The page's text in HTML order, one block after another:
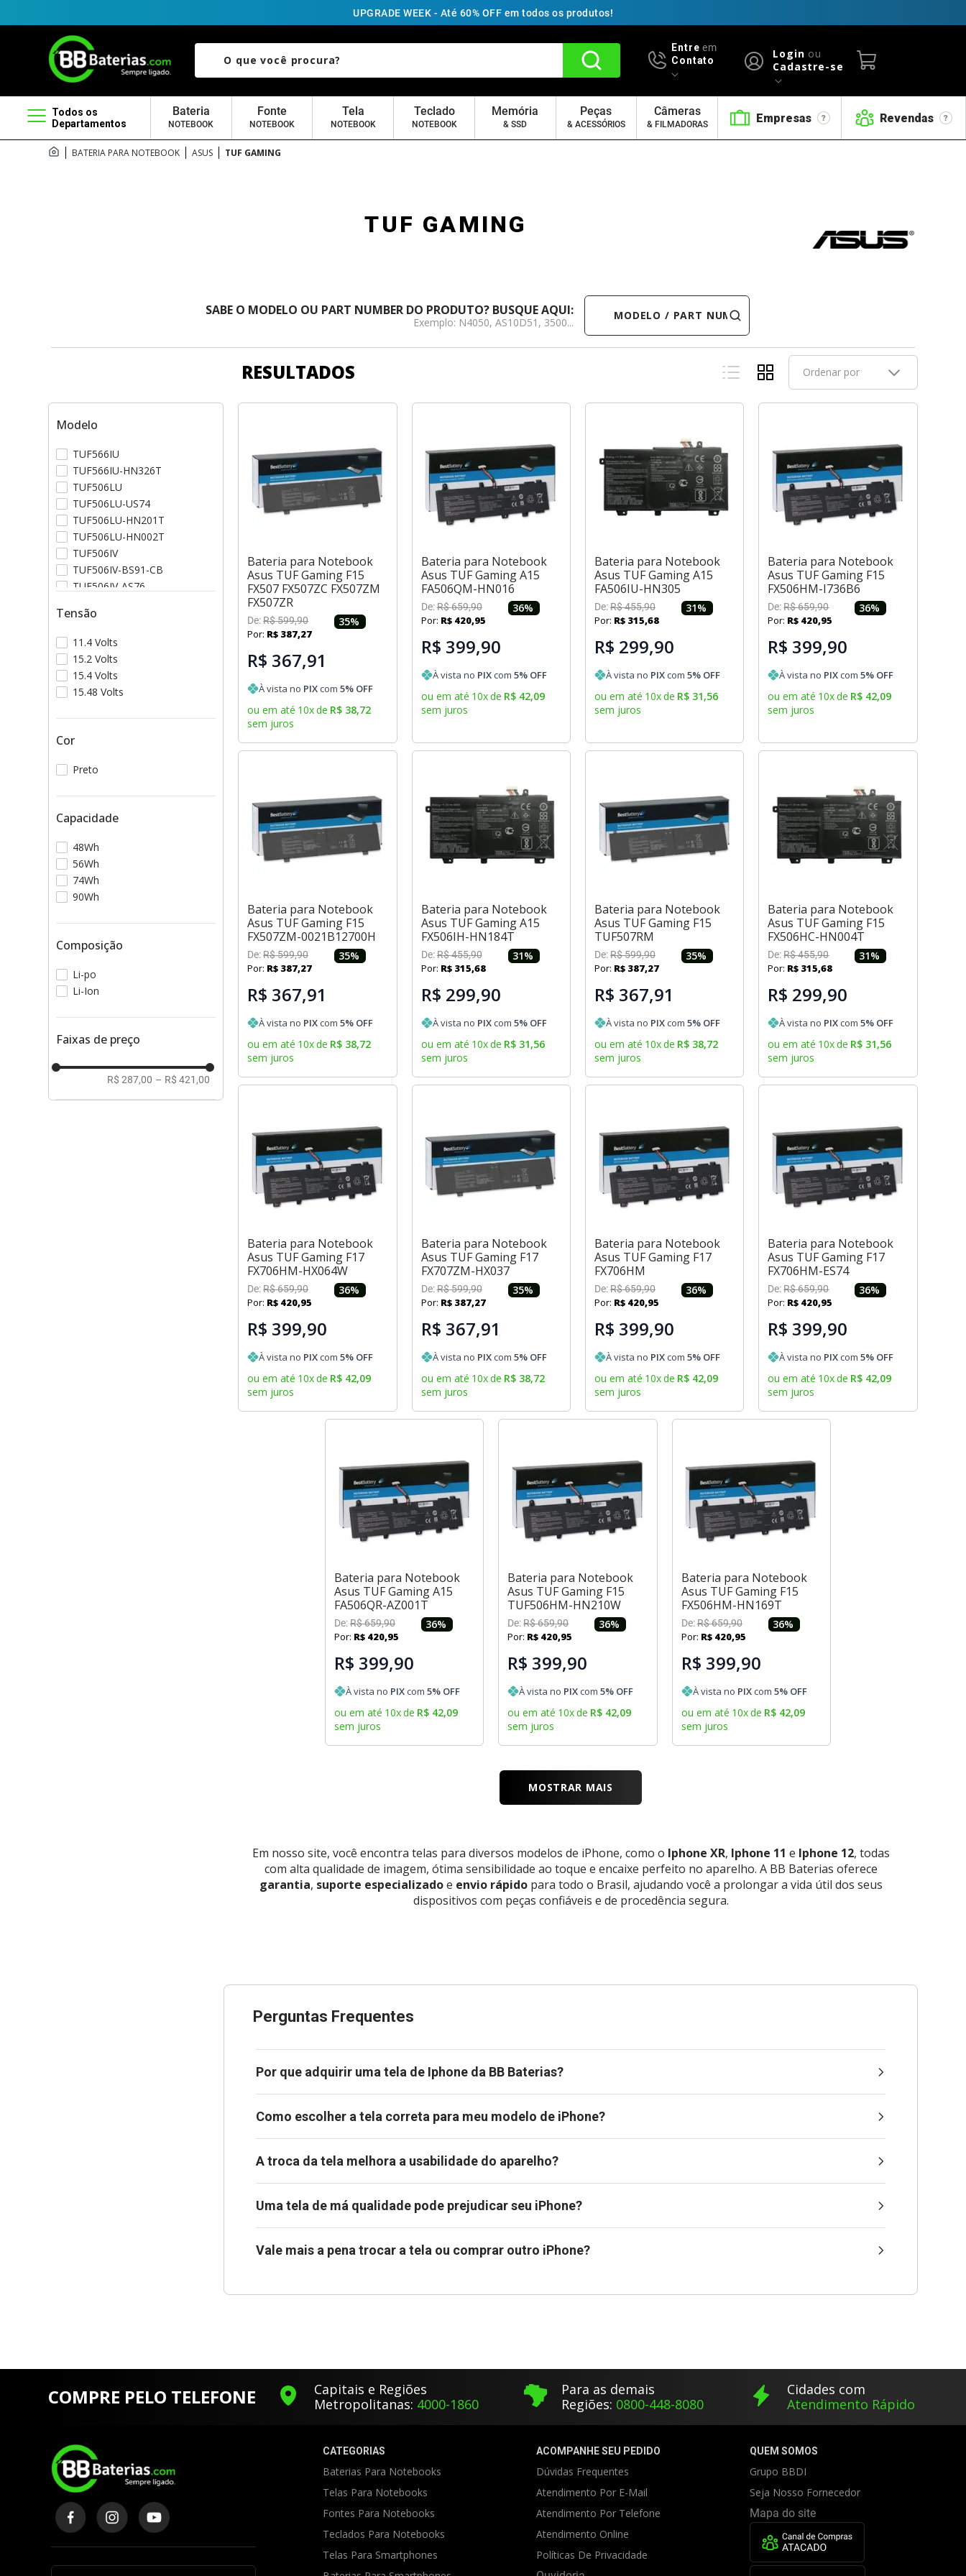
UPGRADE WEEK - Até 60% OFF em todos os produtos!
O que você procura? Entre em
Contato
Login ou
Cadastre-se
Todos os
Departamentos
Bateria
NOTEBOOK
Fonte
NOTEBOOK
Tela
NOTEBOOK
Teclado
NOTEBOOK
Memória
& SSD
Peças
& ACESSÓRIOS
Câmeras
& FILMADORAS Empresas Revendas
BATERIA PARA NOTEBOOK ASUS TUF GAMING
TUF GAMING
SABE O MODELO OU PART NUMBER DO PRODUTO? BUSQUE AQUI:
Exemplo: N4050, AS10D51, 3500...
MODELO / PART NUMBER
Modelo
TUF566IU
TUF566IU-HN326T
TUF506LU
TUF506LU-US74
TUF506LU-HN201T
TUF506LU-HN002T
TUF506IV
TUF506IV-BS91-CB
TUF506IV-AS76
Tensão
11.4 Volts
15.2 Volts
15.4 Volts
15.48 Volts
Cor
Preto
Capacidade
48Wh
56Wh
74Wh
90Wh
Composição
Li-po
Li-Ion
Faixas de preço
R$ 287,00 – R$ 421,00
RESULTADOS Ordenar por
Bateria para Notebook
Asus TUF Gaming F15
FX507 FX507ZC FX507ZM
FX507ZR
De:R$599,90 35%
Por: R$ 387,27
R$ 367,91
À vista no PIXcom5% OFF
ou em até 10xde R$ 38,72
sem juros
Bateria para Notebook
Asus TUF Gaming A15
FA506QM-HN016
De:R$659,90 36%
Por: R$ 420,95
R$ 399,90
À vista no PIXcom 5% OFF
ou em até 10xde R$ 42,09
sem juros
Bateria para Notebook
Asus TUF Gaming A15
FA506IU-HN305
De:R$455,90 31%
Por: R$ 315,68
R$ 299,90
À vista no PIXcom 5% OFF
ou em até 10xde R$ 31,56
sem juros
Bateria para Notebook
Asus TUF Gaming F15
FX506HM-I736B6
De:R$659,90 36%
Por: R$ 420,95
R$ 399,90
À vista no PIXcom5% OFF
ou em até 10xde R$ 42,09
sem juros
Bateria para Notebook
Asus TUF Gaming F15
FX507ZM-0021B12700H
De:R$599,90 35%
Por: R$ 387,27
R$ 367,91
À vista no PIXcom5% OFF
ou em até 10xde R$ 38,72
sem juros
Bateria para Notebook
Asus TUF Gaming A15
FX506IH-HN184T
De:R$455,90 31%
Por: R$ 315,68
R$ 299,90
À vista no PIXcom 5% OFF
ou em até 10xde R$ 31,56
sem juros
Bateria para Notebook
Asus TUF Gaming F15
TUF507RM
De:R$599,90 35%
Por: R$ 387,27
R$ 367,91
À vista no PIXcom 5% OFF
ou em até 10xde R$ 38,72
sem juros
Bateria para Notebook
Asus TUF Gaming F15
FX506HC-HN004T
De:R$455,90 31%
Por: R$ 315,68
R$ 299,90
À vista no PIXcom5% OFF
ou em até 10xde R$ 31,56
sem juros
Bateria para Notebook
Asus TUF Gaming F17
FX706HM-HX064W
De:R$659,90 36%
Por: R$ 420,95
R$ 399,90
À vista no PIXcom5% OFF
ou em até 10xde R$ 42,09
sem juros
Bateria para Notebook
Asus TUF Gaming F17
FX707ZM-HX037
De:R$599,90 35%
Por: R$ 387,27
R$ 367,91
À vista no PIXcom 5% OFF
ou em até 10xde R$ 38,72
sem juros
Bateria para Notebook
Asus TUF Gaming F17
FX706HM
De:R$659,90 36%
Por: R$ 420,95
R$ 399,90
À vista no PIXcom 5% OFF
ou em até 10xde R$ 42,09
sem juros
Bateria para Notebook
Asus TUF Gaming F17
FX706HM-ES74
De:R$659,90 36%
Por: R$ 420,95
R$ 399,90
À vista no PIXcom5% OFF
ou em até 10xde R$ 42,09
sem juros
Bateria para Notebook
Asus TUF Gaming A15
FA506QR-AZ001T
De:R$659,90 36%
Por: R$ 420,95
R$ 399,90
À vista no PIXcom 5% OFF
ou em até 10xde R$ 42,09
sem juros
Bateria para Notebook
Asus TUF Gaming F15
TUF506HM-HN210W
De:R$659,90 36%
Por: R$ 420,95
R$ 399,90
À vista no PIXcom5% OFF
ou em até 10xde R$ 42,09
sem juros
Bateria para Notebook
Asus TUF Gaming F15
FX506HM-HN169T
De:R$659,90 36%
Por: R$ 420,95
R$ 399,90
À vista no PIXcom 5% OFF
ou em até 10xde R$ 42,09
sem juros
MOSTRAR MAIS
Em nosso site, você encontra telas para diversos modelos de iPhone, como o Iphone XR, Iphone 11 e Iphone 12, todas
com alta qualidade de imagem, ótima sensibilidade ao toque e encaixe perfeito no aparelho. A BB Baterias oferece
garantia, suporte especializadoe envio rápidopara todo o Brasil, ajudando você a prolongar a vida útil dos seus
dispositivos com peças confiáveis e de procedência segura.
Perguntas Frequentes
Por que adquirir uma tela de Iphone da BB Baterias?
Como escolher a tela correta para meu modelo de iPhone?
A troca da tela melhora a usabilidade do aparelho?
Uma tela de má qualidade pode prejudicar seu iPhone?
Vale mais a pena trocar a tela ou comprar outro iPhone?
COMPRE PELO TELEFONE
Capitais e Regiões
Metropolitanas: 4000-1860
Para as demais
Regiões: 0800-448-8080
Cidades com
Atendimento Rápido
CATEGORIAS
Baterias Para Notebooks
Telas Para Notebooks
Fontes Para Notebooks
Teclados Para Notebooks
Telas Para Smartphones
ACOMPANHE SEU PEDIDO
Dúvidas Frequentes
Atendimento Por E-Mail
Atendimento Por Telefone
Atendimento Online
Políticas De Privacidade
QUEM SOMOS
Grupo BBDI
Seja Nosso Fornecedor
Mapa do site